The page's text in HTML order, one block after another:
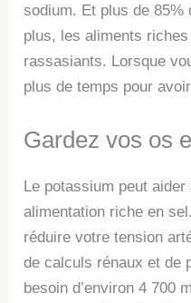
sodium. Et plus de 85%
plus, les aliments
rassasiants. Lorsque
plus de temps pour
Gardez vos os
Le potassium peut
alimentation riche en
réduire votre tension
de calculs rénaux et de
besoin d’environ 4 700